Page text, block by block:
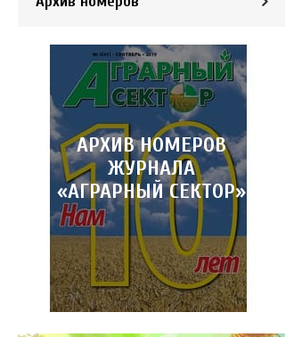
АРХИВ НОМЕРОВ
ЖУРНАЛА
«АГРАРНЫЙ СЕКТОР»